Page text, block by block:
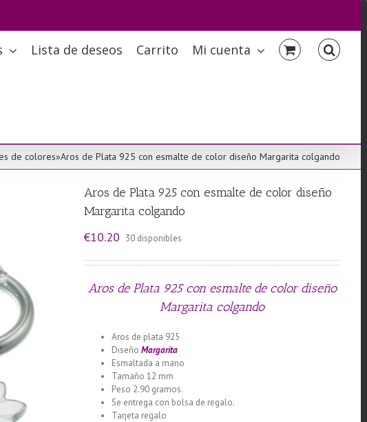
Lista de deseos Carrito Mi cuenta
de colores»Aros de Plata 925 con esmalte de color diseño Margarita colgando
Aros de Plata 925 con esmalte de color diseño
Margarita colgando
€10.20 30 disponibles
Aros de Plata 925 con esmalte de color diseño
Margarita colgando
Aros de plata 925
DiseñoMargarita
Esmaltada a mano
Tamaño 12 mm
Peso 2.90 gramos.
Se entrega con bolsa de regalo.
Tarjeta regalo